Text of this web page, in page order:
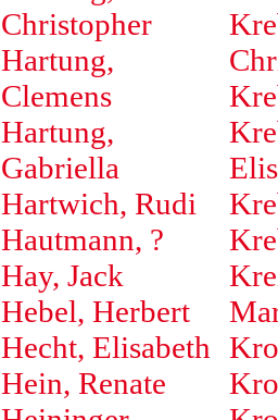
Christopher
Hartung,
Clemens
Hartung,
Gabriella
Hartwich, Rudi
Hautmann, ?
Hay, Jack
Hebel, Herbert
Hecht, Elisabeth
Hein, Renate